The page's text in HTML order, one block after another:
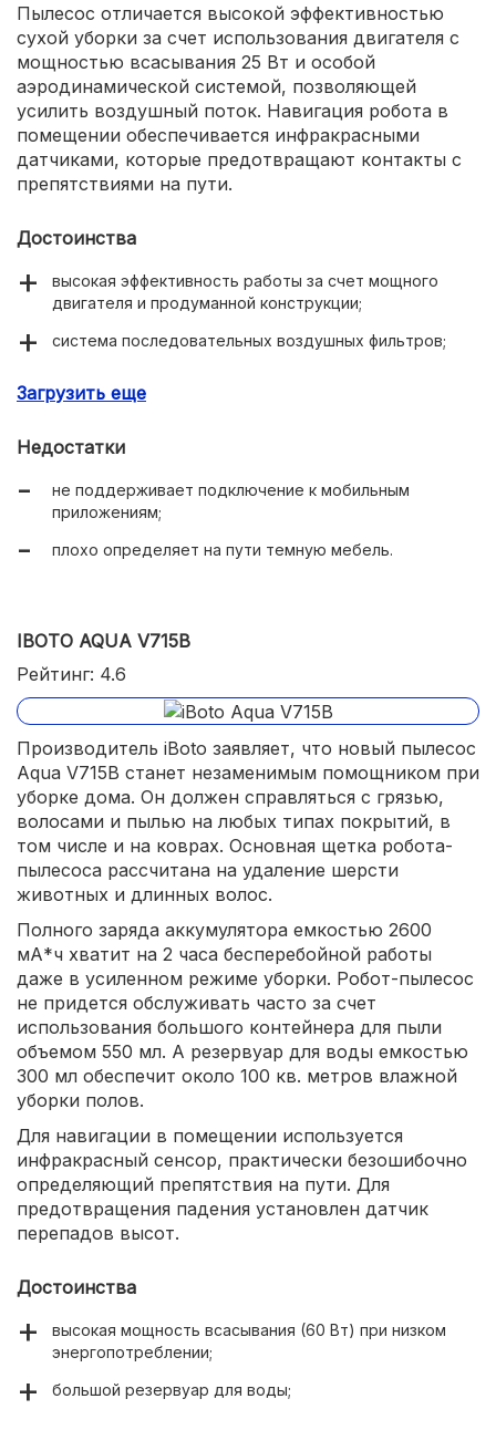
Пылесос отличается высокой эффективностью
сухой уборки за счет использования двигателя с
мощностью всасывания 25 Вт и особой
аэродинамической системой, позволяющей
усилить воздушный поток. Навигация робота в
помещении обеспечивается инфракрасными
датчиками, которые предотвращают контакты с
препятствиями на пути.
Достоинства
высокая эффективность работы за счет мощного
двигателя и продуманной конструкции;
система последовательных воздушных фильтров;
Загрузить еще
Недостатки
не поддерживает подключение к мобильным
приложениям;
плохо определяет на пути темную мебель.
IBOTO AQUA V715B
Рейтинг: 4.6
Производитель iBoto заявляет, что новый пылесос
Aqua V715B станет незаменимым помощником при
уборке дома. Он должен справляться с грязью,
волосами и пылью на любых типах покрытий, в
том числе и на коврах. Основная щетка робота-
пылесоса рассчитана на удаление шерсти
животных и длинных волос.
Полного заряда аккумулятора емкостью 2600
мА*ч хватит на 2 часа бесперебойной работы
даже в усиленном режиме уборки. Робот-пылесос
не придется обслуживать часто за счет
использования большого контейнера для пыли
объемом 550 мл. А резервуар для воды емкостью
300 мл обеспечит около 100 кв. метров влажной
уборки полов.
Для навигации в помещении используется
инфракрасный сенсор, практически безошибочно
определяющий препятствия на пути. Для
предотвращения падения установлен датчик
перепадов высот.
Достоинства
высокая мощность всасывания (60 Вт) при низком
энергопотреблении;
большой резервуар для воды;